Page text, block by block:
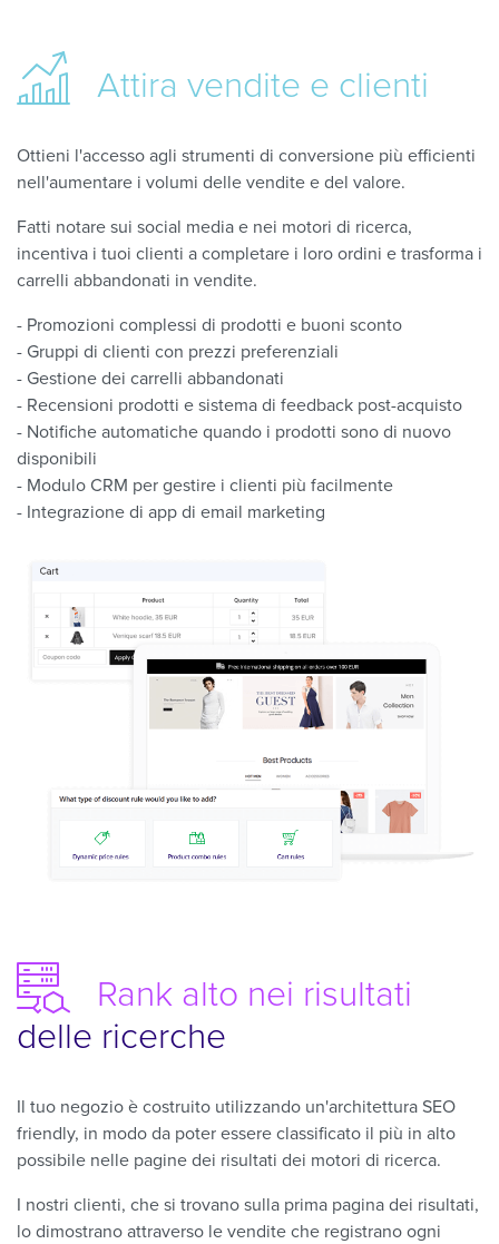
Attira vendite e clienti
Ottieni l'accesso agli strumenti di conversione più efficienti
nell'aumentare i volumi delle vendite e del valore.
Fatti notare sui social media e nei motori di ricerca,
incentiva i tuoi clienti a completare i loro ordini e trasforma i
carrelli abbandonati in vendite.
- Promozioni complessi di prodotti e buoni sconto
- Gruppi di clienti con prezzi preferenziali
- Gestione dei carrelli abbandonati
- Recensioni prodotti e sistema di feedback post-acquisto
- Notifiche automatiche quando i prodotti sono di nuovo
disponibili
- Modulo CRM per gestire i clienti più facilmente
- Integrazione di app di email marketing
Rank alto nei risultati
delle ricerche
Il tuo negozio è costruito utilizzando un'architettura SEO
friendly, in modo da poter essere classificato il più in alto
possibile nelle pagine dei risultati dei motori di ricerca.
I nostri clienti, che si trovano sulla prima pagina dei risultati,
lo dimostrano attraverso le vendite che registrano ogni